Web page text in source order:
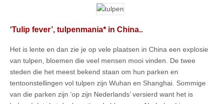
‘Tulip fever’, tulpenmania* in China..
Het is lente en dan zie je op vele plaatsen in China een explosie
van tulpen, bloemen die veel mensen mooi vinden. De twee
steden die het meest bekend staan om hun parken en
tentoonstellingen vol tulpen zijn Wuhan en Shanghai. Sommige
van die parken zijn ‘op zijn Nederlands’ versierd want het is